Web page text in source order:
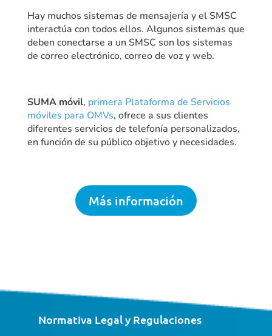
Hay muchos sistemas de mensajería y el SMSC
interactúa con todos ellos. Algunos sistemas que
deben conectarse a un SMSC son los sistemas
de correo electrónico, correo de voz y web.
SUMA móvil, primera Plataforma de Servicios
móviles para OMVs, ofrece a sus clientes
diferentes servicios de telefonía personalizados,
en función de su público objetivo y necesidades.
Más información
Normativa Legal y Regulaciones